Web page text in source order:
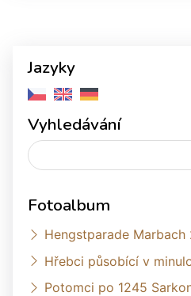
Jazyky
Vyhledávání
Fotoalbum
Hengstparade Marbach
Hřebci působící v
Potomci po 1245